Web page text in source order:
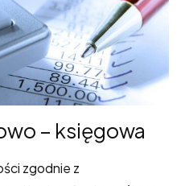
– księgowa
zgodnie z